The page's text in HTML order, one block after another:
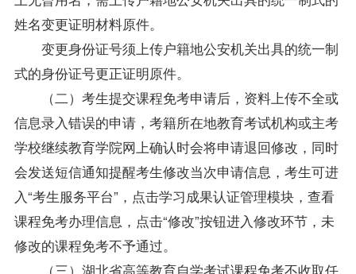
姓名变更证明材料原件。
变更身份证号须上传户籍地公安机关出具的统一制
式的身份证号更正证明原件。
（二）考生提交课程免考申请后，资料上传不全或
信息录入错误的申请，考籍所在地教育考试机构或主考
学校继续教育学院网上确认时会将申请退回修改，同时
会发送短信通知提醒考生修改当次申请信息，考生可进
入“考生服务平台”，点击学习成果认证管理模块，查看
课程免考办理信息，点击“修改”按钮进入修改环节，未
修改的课程免考不予通过。
（三）湖北省高等教育自学考试课程免考不收取任